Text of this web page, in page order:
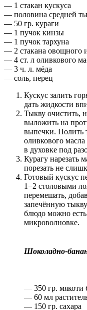
— 1 стакан кускуса
— половина средней
— 50 гр. кураги
— 1 пучок кинзы
— 1 пучок тархуна
— 2 стакана овощного
— 4 ст. л оливкового
— 3 ч. л. мёда
— соль, перец
Кускус залить
дать жидкости
Тыкву очистить,
выложить на
выпечки. Полить
оливкового
в духовке под
Курагу нарезать
порезать не
Готовый кускус
1−2 столовыми
перемешать,
запечённую
блюдо можно
микроволновке.
Шоколадно-
— 350 гр. мякоти
— 60 мл
— 150 гр. сахара